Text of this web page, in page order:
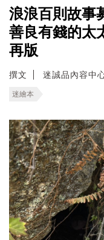
浪浪百則故事
善良有錢的太
再版
撰文 迷誠品內容中
迷繪本